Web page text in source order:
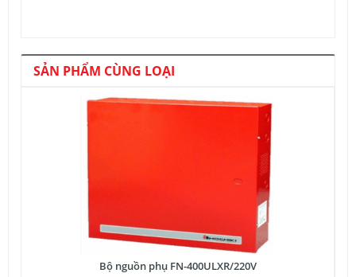
SẢN PHẨM CÙNG LOẠI
Bộ nguồn phụ FN-400ULXR/220V